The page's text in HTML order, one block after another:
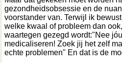
gezondheidsobsessie en de
voorstander van. Terwijl ik
welke kwaal of probleem dan
waartegen gezegd wordt:"Nee
medicaliseren! Zoek jij het zelf
echte problemen" En dat is de